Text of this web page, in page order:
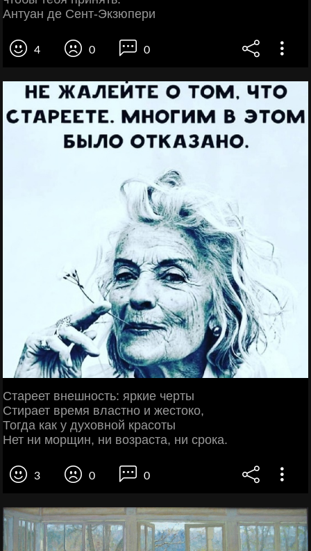
Антуан де Сент-Экзюпери
4 0 0
Стареет внешность: яркие черты
Стирает время властно и жестоко,
Тогда как у духовной красоты
Нет ни морщин, ни возраста, ни срока.
3 0 0